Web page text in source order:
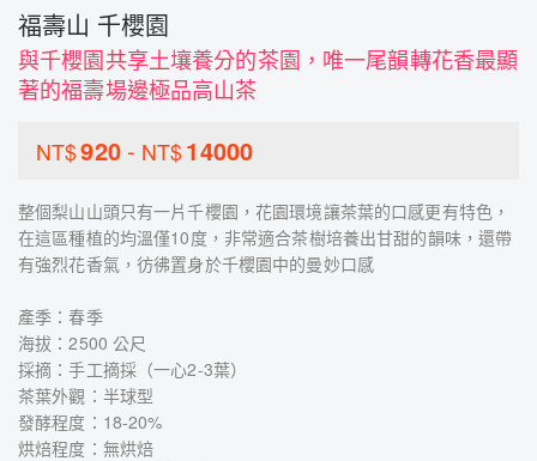
福壽山 千櫻園
與千櫻園共享土壤養分的茶園，唯一尾韻轉花香最顯
著的福壽場邊極品高山茶
NT$920 - NT$14000
整個梨山山頭只有一片千櫻園，花園環境讓茶葉的口感更有特色，
在這區種植的均溫僅10度，非常適合茶樹培養出甘甜的韻味，還帶
有強烈花香氣，彷彿置身於千櫻園中的曼妙口感
產季：春季
海拔：2500 公尺
採摘：手工摘採（一心2-3葉）
茶葉外觀：半球型
發酵程度：18-20%
烘焙程度：無烘焙